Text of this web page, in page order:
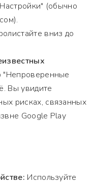
(обычно
вниз до
"Непроверенные
Вы увидите
рисках, связанных
Google Play
Используйте